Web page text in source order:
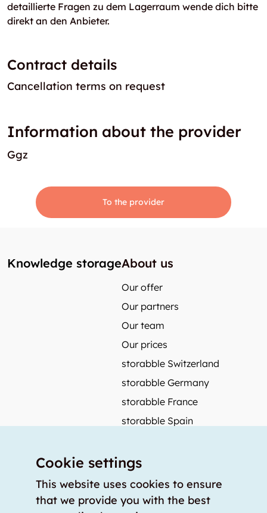
detaillierte Fragen zu dem Lagerraum wende dich bitte
direkt an den Anbieter.
Contract details
Cancellation terms on request
Information about the provider
Ggz
To the provider
Knowledge storageAbout us
Our offer
Our partners
Our team
Our prices
storabble Switzerland
storabble Germany
storabble France
storabble Spain
Press coverage
How to calculate the size of a storage room?
Cookie settings
This website uses cookies to ensure
that we provide you with the best